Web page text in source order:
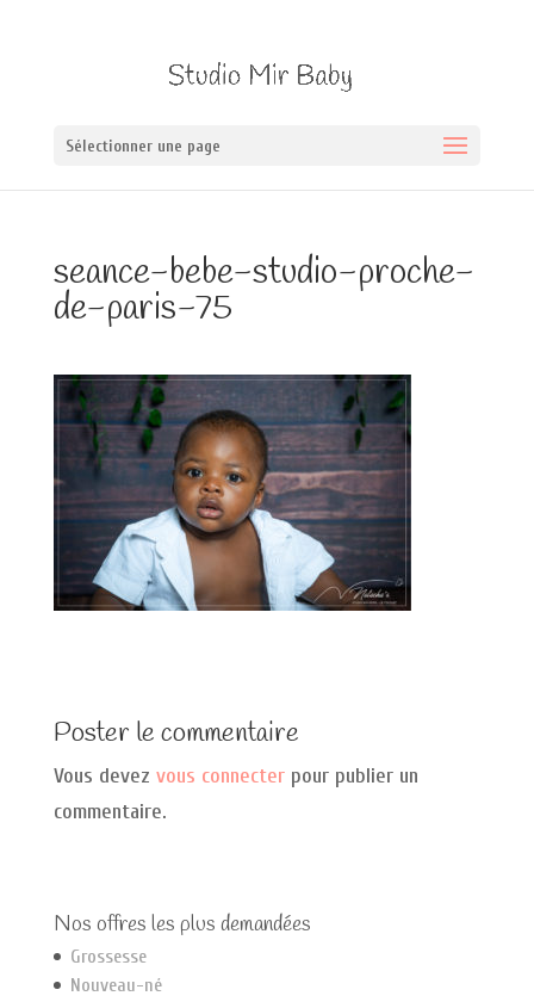
Sélectionner une page
seance-bebe-studio-proche-
de-paris-75
Poster le commentaire
Vous devez vous connecterpour publier un
commentaire.
Nos offres les plus demandées
Grossesse
Nouveau-né